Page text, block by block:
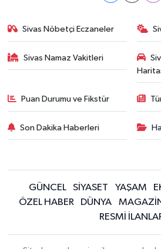
Sivas Nöbetçi Eczaneler
Sivas Namaz Vakitleri
Puan Durumu ve Fikstür
Son Dakika Haberleri
GÜNCEL SİYASET YAŞAM
ÖZEL HABER
DÜNYA
RESMİ